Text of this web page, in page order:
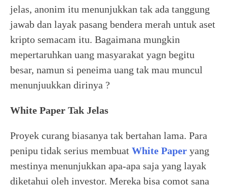
jelas, anonim itu menunjukkan tak ada tanggung
jawab dan layak pasang bendera merah untuk aset
kripto semacam itu. Bagaimana mungkin
mepertaruhkan uang masyarakat yagn begitu
besar, namun si peneima uang tak mau muncul
menunjuukkan dirinya ?
White Paper Tak Jelas
Proyek curang biasanya tak bertahan lama. Para
penipu tidak serius membuat White Paper yang
mestinya menunjukkan apa-apa saja yang layak
diketahui oleh investor. Mereka bisa comot sana